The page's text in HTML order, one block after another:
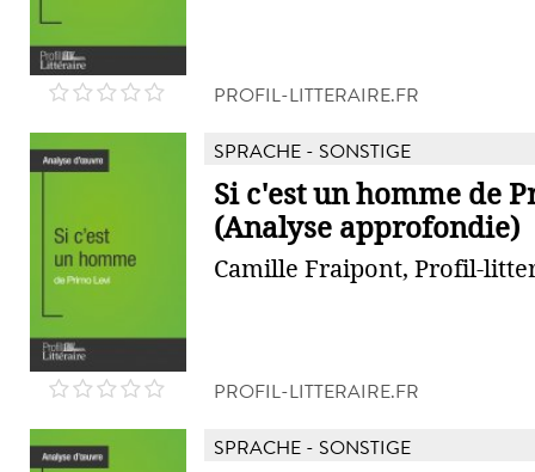
PROFIL-LITTERAIRE.FR
SPRACHE - SONSTIGE
Si c'est un homme de
(Analyse approfondie)
Camille Fraipont, Profil-
PROFIL-LITTERAIRE.FR
SPRACHE - SONSTIGE